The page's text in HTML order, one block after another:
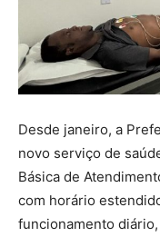
Desde janeiro, a
novo serviço de
Básica de
com horário
funcionamento